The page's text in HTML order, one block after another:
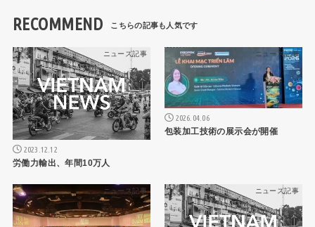
RECOMMEND
ニュース記事
2023.12.12
労働力輸出、年間10万人
ニュース記事
2026.04.06
包装加工技術の展示会が開催
ニュース記事 ニュース記事